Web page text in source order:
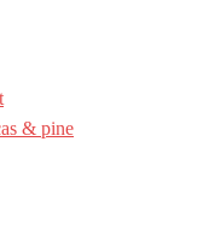
& pine